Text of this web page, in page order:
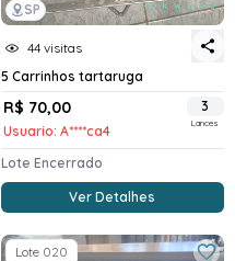
SP
44 visitas
5 Carrinhos tartaruga
R$ 70,00
Usuario: A****ca4
3
Lances
Lote Encerrado
Ver Detalhes
Lote 020